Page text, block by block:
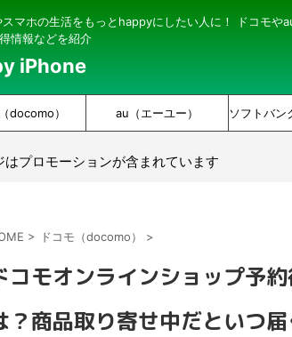
マホの生活をもっとhappyにしたい人に！ ドコモや
情報などを紹介
iPhone
docomo） au（エーユー） ソフトバン
はプロモーションが含まれています
> ドコモ（docomo） >
コモオンラインショップ予
？商品取り寄せ中だといつ届